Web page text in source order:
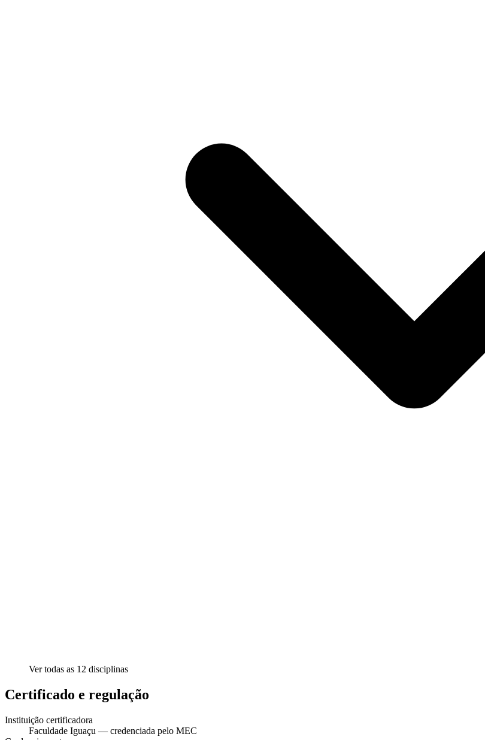
Ver todas as 12 disciplinas
Certificado e regulação
Instituição certificadora
Faculdade Iguaçu — credenciada pelo MEC